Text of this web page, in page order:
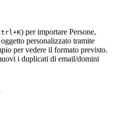
) per importare Persone,
personalizzato tramite
per vedere il formato previsto.
i duplicati di email/domini